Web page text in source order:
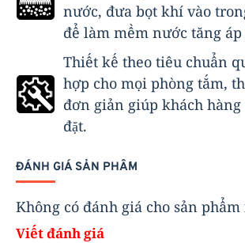
nước, đưa bọt khí vào
để làm mềm nước tăng
Thiết kế theo tiêu chuẩn
hợp cho mọi phòng tắm,
đơn giản giúp khách
đặt.
ĐÁNH GIÁ SẢN PHẨM
Không có đánh giá cho sản phẩm
Viết đánh giá